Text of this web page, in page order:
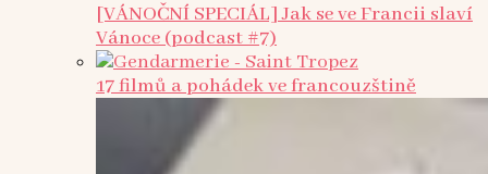
[VÁNOČNÍ SPECIÁL] Jak se ve Francii slaví
Vánoce (podcast #7)
17 filmů a pohádek ve francouzštině